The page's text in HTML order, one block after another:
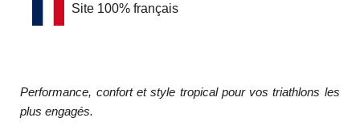
Site 100% français
Performance, confort et style tropical pour vos triathlons les
plus engagés.